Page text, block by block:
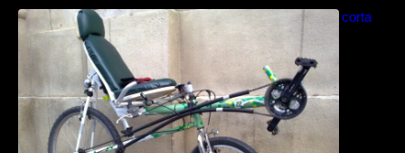
Como construir una bicicleta reclinada corta
paso a paso